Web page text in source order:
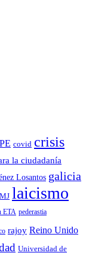
covid crisis
la ciudadaní­a
Losantos galicia
laicismo
ETA pederastia
rajoy Reino Unido
Universidad de